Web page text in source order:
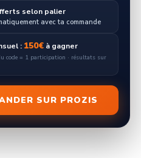
selon palier
avec ta commande
: 150€ à gagner
code = 1 participation · résultats sur
SUR PROZIS